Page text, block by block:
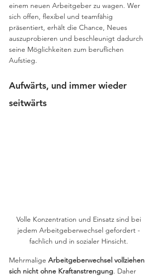
einem neuen Arbeitgeber zu wagen. Wer
sich offen, flexibel und teamfähig
präsentiert, erhält die Chance, Neues
auszuprobieren und beschleunigt dadurch
seine Möglichkeiten zum beruflichen
Aufstieg.
Aufwärts, und immer wieder
seitwärts
Volle Konzentration und Einsatz sind bei
jedem Arbeitgeberwechsel gefordert -
fachlich und in sozialer Hinsicht.
Mehrmalige Arbeitgeberwechsel vollziehen
sich nicht ohne Kraftanstrengung. Daher